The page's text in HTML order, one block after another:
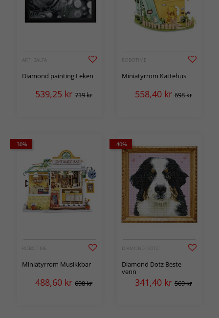
ARTI BALTA
Diamond painting Leken
539,25 kr 719 kr
ROBOTIME
Miniatyrrom Kattehus
558,40 kr 698 kr
-30%
ROBOTIME
Miniatyrrom Musikkbar
488,60 kr 698 kr
-40%
DIAMOND DOTZ
Diamond Dotz Beste
venn
341,40 kr 569 kr